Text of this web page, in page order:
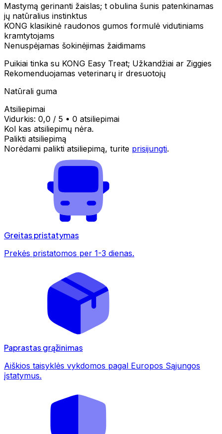
Mastymą gerinanti žaislas; t obulina šunis patenkinamas
jų natūralius instinktus
KONG klasikinė raudonos gumos formulė vidutiniams
kramtytojams
Nenuspėjamas šokinėjimas žaidimams
Puikiai tinka su KONG Easy Treat; Užkandžiai ar Ziggies
Rekomenduojamas veterinarų ir dresuotojų
Natūrali guma
Atsiliepimai
Vidurkis: 0,0 / 5 • 0 atsiliepimai
Kol kas atsiliepimų nėra.
Palikti atsiliepimą
Norėdami palikti atsiliepimą, turite prisijungti.
Greitas pristatymas
Prekės pristatomos per 1-3 dienas.
Paprastas grąžinimas
Aiškios taisyklės vykdomos pagal Europos Sąjungos
įstatymus.